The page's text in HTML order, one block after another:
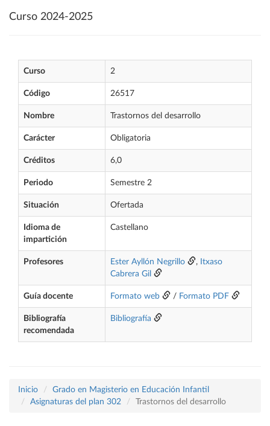
Curso 2024-2025
Curso 2
Código 26517
Nombre Trastornos del desarrollo
Carácter Obligatoria
Créditos 6,0
Periodo Semestre 2
Situación Ofertada
Idioma de
impartición
Castellano
Profesores Ester Ayllón Negrillo , Itxaso
Cabrera Gil
Guía docente Formato web / Formato PDF
Bibliografía
recomendada
Bibliografía
Inicio
Grado en Magisterio en Educación Infantil
Asignaturas del plan 302
Trastornos del desarrollo